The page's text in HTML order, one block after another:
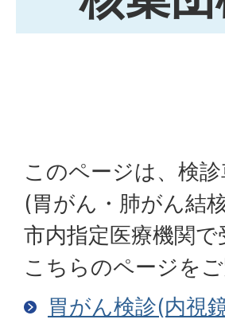
このページは、検
(胃がん・肺がん結
市内指定医療機関
こちらのページをご
胃がん検診(内視